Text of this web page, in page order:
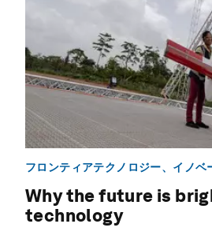
フロンティアテクノロジー、イノベ
Why the future is
technology